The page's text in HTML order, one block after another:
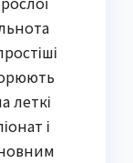
леткі
і